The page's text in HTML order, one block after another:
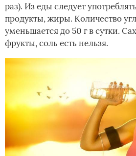
раз). Из еды следует
продукты, жиры. Количество
уменьшается до 50 г в сутки.
фрукты, соль есть нельзя.